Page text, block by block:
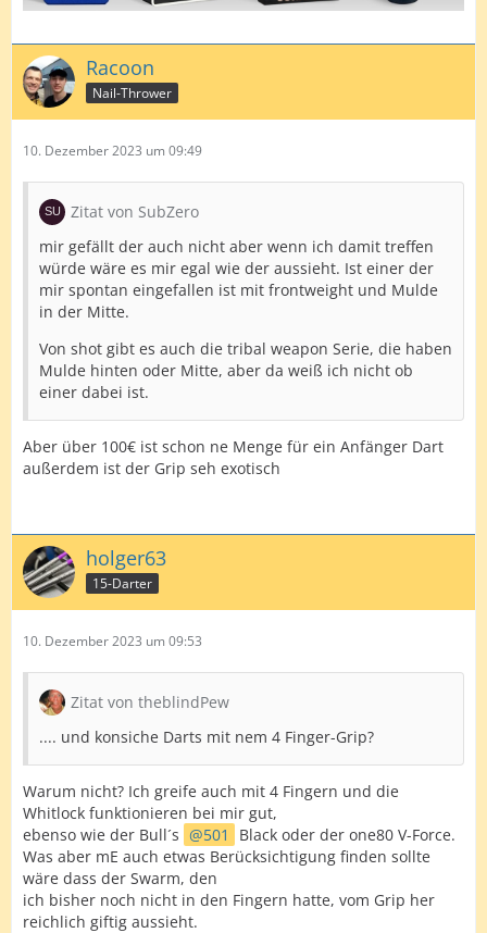
Racoon
Nail-Thrower
10. Dezember 2023 um 09:49
Zitat von SubZero
mir gefällt der auch nicht aber wenn ich damit treffen
würde wäre es mir egal wie der aussieht. Ist einer der
mir spontan eingefallen ist mit frontweight und Mulde
in der Mitte.
Von shot gibt es auch die tribal weapon Serie, die haben
Mulde hinten oder Mitte, aber da weiß ich nicht ob
einer dabei ist.
Aber über 100€ ist schon ne Menge für ein Anfänger Dart
außerdem ist der Grip seh exotisch
holger63
15-Darter
10. Dezember 2023 um 09:53
Zitat von theblindPew
.... und konsiche Darts mit nem 4 Finger-Grip?
Warum nicht? Ich greife auch mit 4 Fingern und die
Whitlock funktionieren bei mir gut,
ebenso wie der Bull´s
501
Black oder der one80 V-Force.
Was aber mE auch etwas Berücksichtigung finden sollte
wäre dass der Swarm, den
ich bisher noch nicht in den Fingern hatte, vom Grip her
reichlich giftig aussieht.